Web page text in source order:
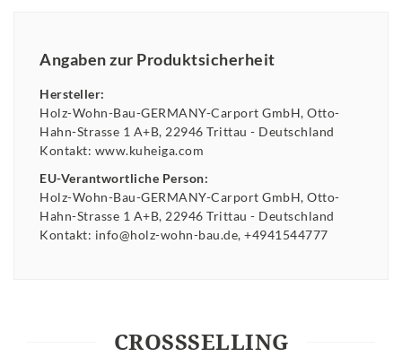
Angaben zur Produktsicherheit
Hersteller:
Holz-Wohn-Bau-GERMANY-Carport GmbH Otto-
Hahn-Strasse 1 A+B 22946 Trittau
Deutschland
Kontakt: www.kuheiga.com
EU-Verantwortliche Person:
Holz-Wohn-Bau-GERMANY-Carport GmbH Otto-
Hahn-Strasse 1 A+B 22946 Trittau
Deutschland
Kontakt: info@holz-wohn-bau.de +4941544777
CROSSSELLING